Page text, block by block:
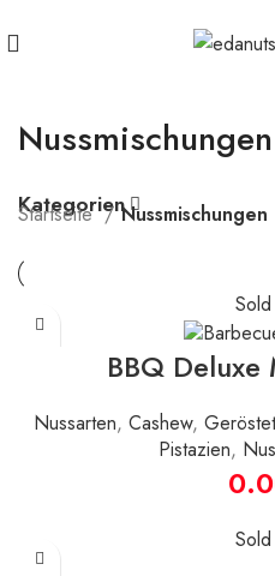
Nussmischungen
Kategorien
Startseite Nussmischungen
BBQ
Nussarten, Cashew,
Pistazien,